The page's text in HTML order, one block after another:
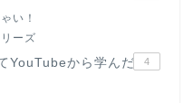
い！
ーズ
YouTubeから学んだ 4